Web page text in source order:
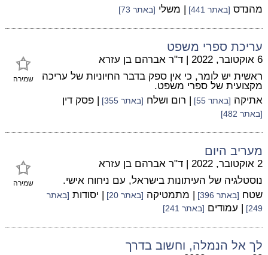
מהנדס [באתר 441] | משלי [באתר 73]
עריכת ספרי משפט
שמירה
6 אוקטובר, 2022 | ד"ר אברהם בן עזרא
ראשית יש לומר, כי אין ספק בדבר החיוניות של עריכה
מקצועית של ספרי משפט.
אתיקה [באתר 55] | רום ושלח [באתר 355] | פסק דין
[באתר 482]
מעריב היום
שמירה
2 אוקטובר, 2022 | ד"ר אברהם בן עזרא
נוסטלגיה של העיתונות בישראל, עם ניחוח אישי.
שטח [באתר 396] | מתמטיקה [באתר 20] | יסודות [באתר
249]
| עמודים [באתר 241]
לך אל הנמלה, וחשוב בדרך